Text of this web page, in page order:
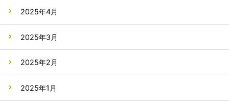
2025年4月
2025年3月
2025年2月
2025年1月